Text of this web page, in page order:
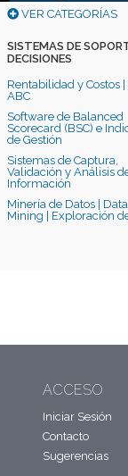
VER CATEGORÍAS
SISTEMAS DE
DECISIONES
Rentabilidad y Costos |
ABC
Software de Balanced
Scorecard (BSC) e
de Gestión
Sistemas de Captura,
Validación y Análisis
Información
Minería de Datos | Data
Mining | Exploración
ACCESO
Iniciar Sesión
Contacto
Sugerencias